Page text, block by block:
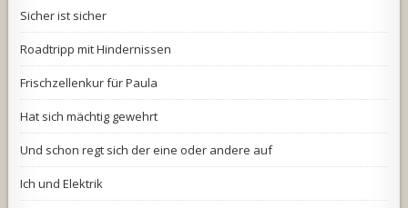
Sicher ist sicher
Roadtripp mit Hindernissen
Frischzellenkur für Paula
Hat sich mächtig gewehrt
Und schon regt sich der eine oder andere auf
Ich und Elektrik